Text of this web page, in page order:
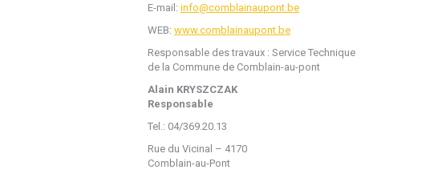
E-mail: info@comblainaupont.be
WEB: www.comblainaupont.be
Responsable des travaux : Service Technique
de la Commune de Comblain-au-pont
Alain KRYSZCZAK
Responsable
Tel.: 04/369.20.13
Rue du Vicinal – 4170
Comblain-au-Pont